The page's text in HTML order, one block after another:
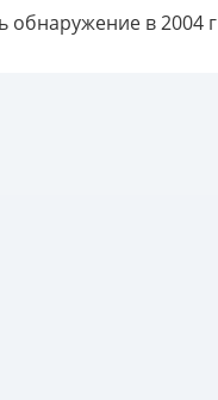
обнаружение в 2004 г